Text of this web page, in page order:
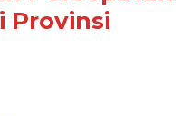
Provinsi